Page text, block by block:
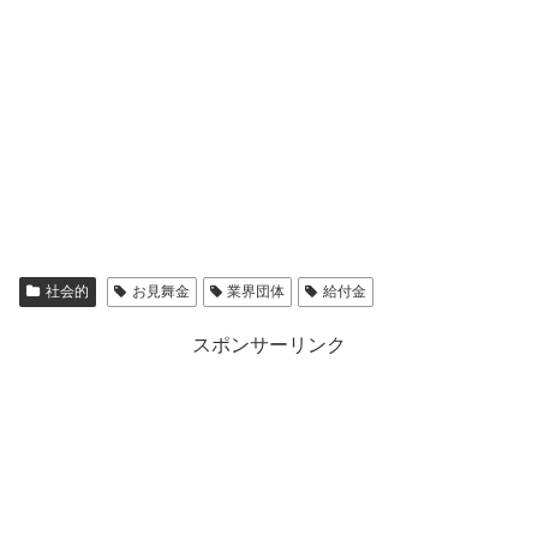
社会的 お見舞金 業界団体 給付金
スポンサーリンク